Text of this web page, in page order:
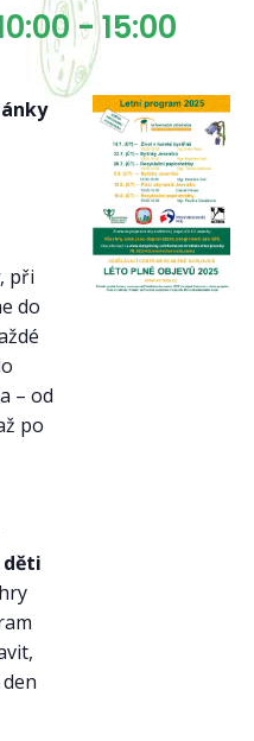
-15:00
, při
do
– od
po
děti